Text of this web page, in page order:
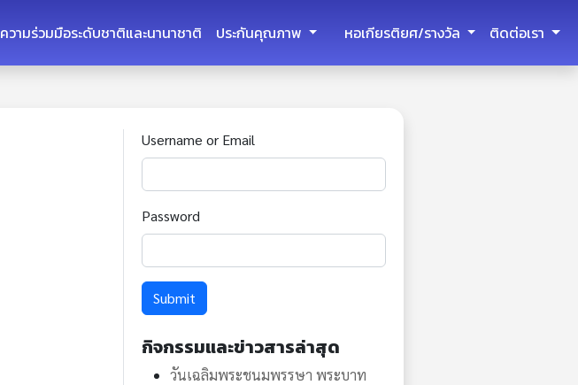
ความร่วมมือระดับชาติและนานาชาติ ประกันคุณภาพ หอเกียรติยศ/รางวัล ติดต่อเรา
Username or Email
Password
Submit
กิจกรรมและข่าวสารล่าสุด
วันเฉลิมพระชนมพรรษา พระบาท